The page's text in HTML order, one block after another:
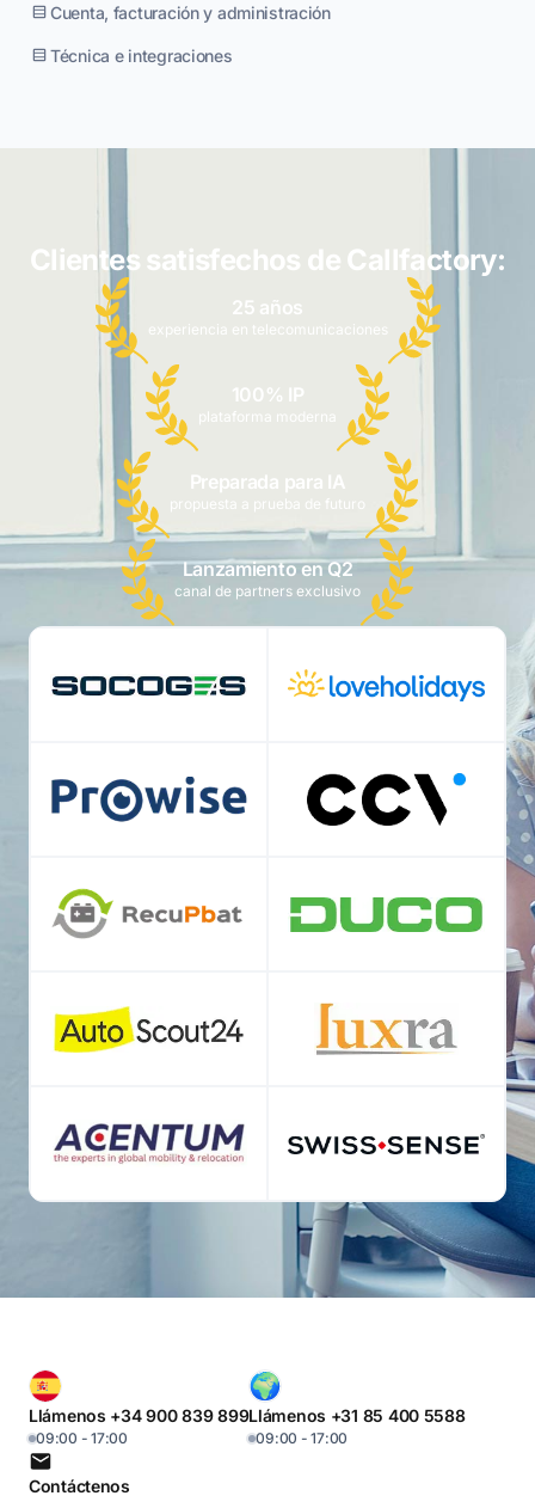
Cuenta, facturación y administración
Técnica e integraciones
Clientes satisfechos de Callfactory:
25 años
experiencia en telecomunicaciones
100% IP
plataforma moderna
Preparada para IA
propuesta a prueba de futuro
Lanzamiento en Q2
canal de partners exclusivo
Llámenos +34 900 839 899
09:00 - 17:00
Llámenos +31 85 400 5588
09:00 - 17:00
Contáctenos